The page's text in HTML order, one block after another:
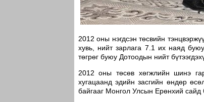
2012 оны нэгдсэн төсвийн
хувь, нийт зарлага 7.1 их наяд
төгрөг буюу Дотоодын нийт
2012 оны төсөв хөгжлийн шинэ
хугацаанд эдийн засгийн өндөр
байгааг Монгол Улсын Ерөнхий сайд